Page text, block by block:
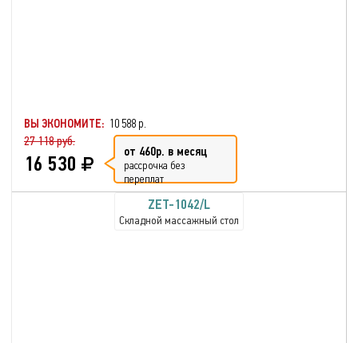
ВЫ ЭКОНОМИТЕ: 10 588 р.
27 118 руб.
16 530 от 460р. в месяц
рассрочка без
переплат
ZET-1042/L
Складной массажный стол